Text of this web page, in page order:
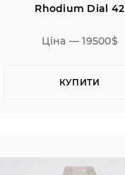
Rhodium Dial 42
Ціна — 19500$
КУПИТИ